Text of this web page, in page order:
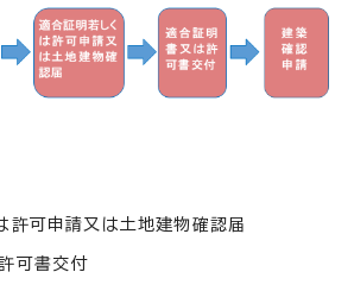
許可申請又は土地建物確認届
可書交付